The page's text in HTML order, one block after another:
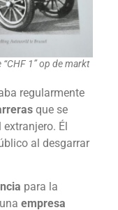
1” op de markt
regularmente
que se
Él
al desgarrar
para la
empresa